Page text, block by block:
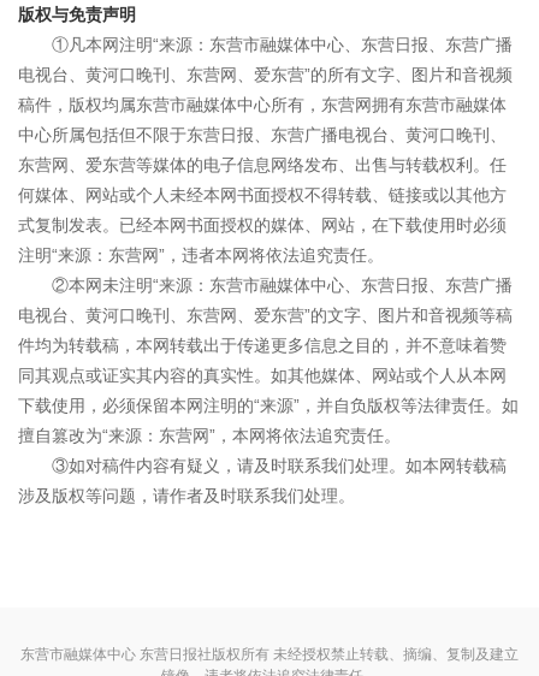
版权与免责声明
①凡本网注明“来源：东营市融媒体中心、东营日报、东营广播
电视台、黄河口晚刊、东营网、爱东营”的所有文字、图片和音视频
稿件，版权均属东营市融媒体中心所有，东营网拥有东营市融媒体
中心所属包括但不限于东营日报、东营广播电视台、黄河口晚刊、
东营网、爱东营等媒体的电子信息网络发布、出售与转载权利。任
何媒体、网站或个人未经本网书面授权不得转载、链接或以其他方
式复制发表。已经本网书面授权的媒体、网站，在下载使用时必须
注明“来源：东营网”，违者本网将依法追究责任。
②本网未注明“来源：东营市融媒体中心、东营日报、东营广播
电视台、黄河口晚刊、东营网、爱东营”的文字、图片和音视频等稿
件均为转载稿，本网转载出于传递更多信息之目的，并不意味着赞
同其观点或证实其内容的真实性。如其他媒体、网站或个人从本网
下载使用，必须保留本网注明的“来源”，并自负版权等法律责任。如
擅自篡改为“来源：东营网”，本网将依法追究责任。
③如对稿件内容有疑义，请及时联系我们处理。如本网转载稿
涉及版权等问题，请作者及时联系我们处理。
东营市融媒体中心 东营日报社版权所有 未经授权禁止转载、摘编、复制及建立